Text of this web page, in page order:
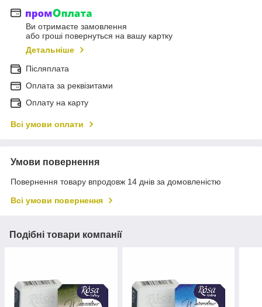
Ви отримаєте замовлення
або гроші повернуться на вашу картку
Детальніше
Післяплата
Оплата за реквізитами
Оплату на карту
Всі умови оплати
Умови повернення
Повернення товару впродовж 14 днів за домовленістю
Всі умови повернення
Подібні товари компанії